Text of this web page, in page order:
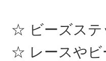
ビーズス
レースや